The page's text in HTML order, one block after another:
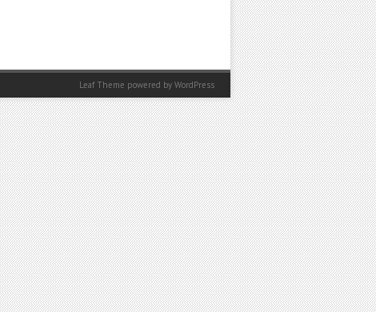
Leaf Theme powered by WordPress